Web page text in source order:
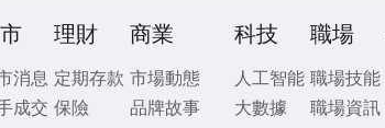
消息
成交
理財
定期存款
保險
商業
市場動態
品牌故事
科技
人工智能
大數據
職場
職場技能
職場資訊